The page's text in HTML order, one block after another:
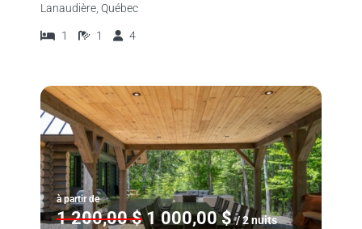
Lanaudière, Québec
1 1 4
à partir de
1 200,00 $ 1 000,00 $ / 2 nuits